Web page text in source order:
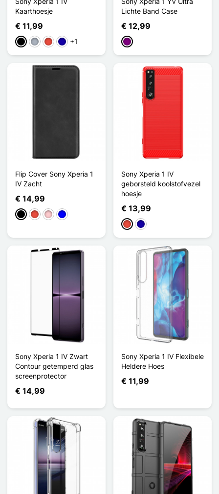
Kaarthoesje
€ 11,99
ZwartGrijsRoodDonkerblauw
+1
Lichte Band Case
€ 12,99
Purper
Flip Cover Sony Xperia 1
IV Zacht
€ 14,99
ZwartRoodRozeBlauw
Sony Xperia 1 IV
geborsteld koolstofvezel
hoesje
€ 13,99
RoodDonkerblauw
Sony Xperia 1 IV Zwart
Contour getemperd glas
screenprotector
€ 14,99
Sony Xperia 1 IV Flexibele
Heldere Hoes
€ 11,99